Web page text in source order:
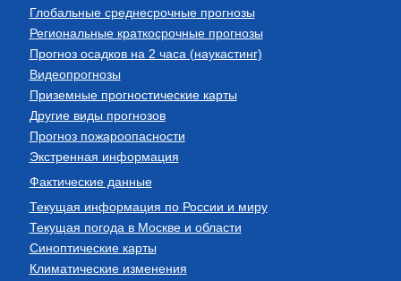
Глобальные среднесрочные прогнозы
Региональные краткосрочные прогнозы
Прогноз осадков на 2 часа (наукастинг)
Видеопрогнозы
Приземные прогностические карты
Другие виды прогнозов
Прогноз пожароопасности
Экстренная информация
Фактические данные
Текущая информация по России и миру
Текущая погода в Москве и области
Синоптические карты
Климатические изменения